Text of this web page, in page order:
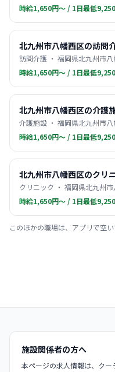
時給1,650円〜 / 1日最低
北九州市八幡西区の訪問
訪問介護 ・ 福岡県北九州市
時給1,650円〜 / 1日最低
北九州市八幡西区の介護
介護施設 ・ 福岡県北九州市
時給1,650円〜 / 1日最低
北九州市八幡西区のクリ
クリニック ・ 福岡県北九州
時給1,650円〜 / 1日最低
このほかの職場は、アプリで空
施設関係者の方へ
本ページの求人情報は、ク